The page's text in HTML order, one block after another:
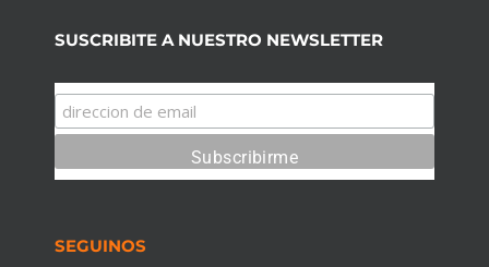
SUSCRIBITE A NUESTRO NEWSLETTER
SEGUINOS